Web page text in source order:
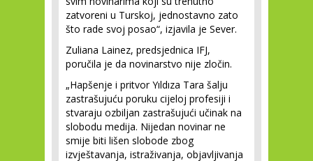
zatvoreni u Turskoj, jednostavno zato
što rade svoj posao“, izjavila je Sever.
Zuliana Lainez, predsjednica IFJ,
poručila je da novinarstvo nije zločin.
„Hapšenje i pritvor Yıldıza Tara šalju
zastrašujuću poruku cijeloj profesiji i
stvaraju ozbiljan zastrašujući učinak na
slobodu medija. Nijedan novinar ne
smije biti lišen slobode zbog
izvještavanja, istraživanja, objavljivanja